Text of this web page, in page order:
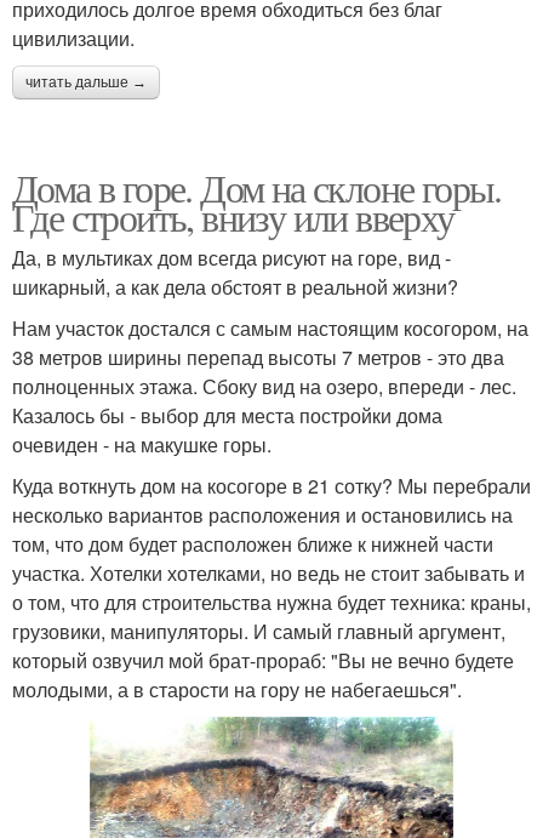
приходилось долгое время обходиться без благ
цивилизации.
читать дальше →
Дома в горе. Дом на склоне горы.
Где строить, внизу или вверху
Да, в мультиках дом всегда рисуют на горе, вид -
шикарный, а как дела обстоят в реальной жизни?
Нам участок достался с самым настоящим косогором, на
38 метров ширины перепад высоты 7 метров - это два
полноценных этажа. Сбоку вид на озеро, впереди - лес.
Казалось бы - выбор для места постройки дома
очевиден - на макушке горы.
Куда воткнуть дом на косогоре в 21 сотку? Мы перебрали
несколько вариантов расположения и остановились на
том, что дом будет расположен ближе к нижней части
участка. Хотелки хотелками, но ведь не стоит забывать и
о том, что для строительства нужна будет техника: краны,
грузовики, манипуляторы. И самый главный аргумент,
который озвучил мой брат-прораб: "Вы не вечно будете
молодыми, а в старости на гору не набегаешься".